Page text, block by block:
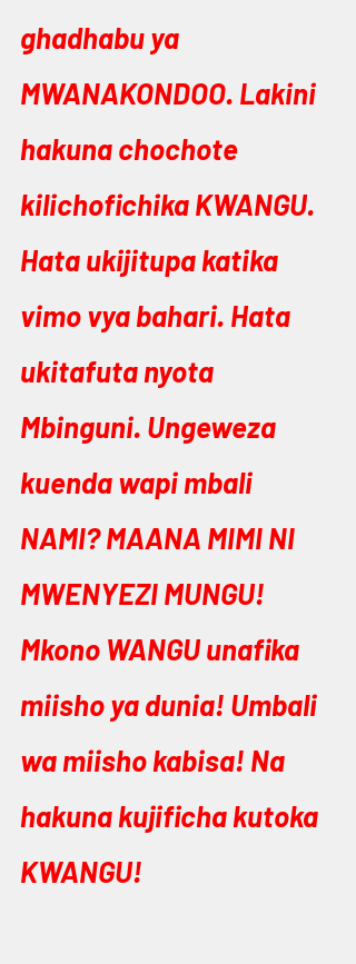
ghadhabu ya
MWANAKONDOO. Lakini
hakuna chochote
kilichofichika KWANGU.
Hata ukijitupa katika
vimo vya bahari. Hata
ukitafuta nyota
Mbinguni. Ungeweza
kuenda wapi mbali
NAMI? MAANA MIMI NI
MWENYEZI MUNGU!
Mkono WANGU unafika
miisho ya dunia! Umbali
wa miisho kabisa! Na
hakuna kujificha kutoka
KWANGU!